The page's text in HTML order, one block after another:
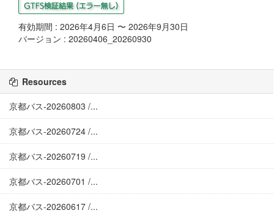
有効期間 : 2026年4月6日 〜 2026年9月30日
バージョン : 20260406_20260930
Resources
京都バス-20260803 /...
京都バス-20260724 /...
京都バス-20260719 /...
京都バス-20260701 /...
京都バス-20260617 /...